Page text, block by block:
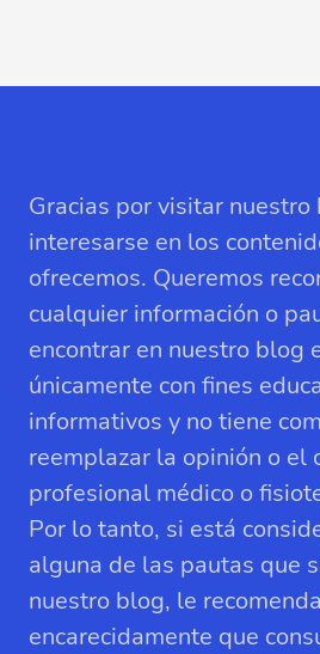
Gracias por visitar
interesarse en los
ofrecemos. Queremos
cualquier información o
encontrar en nuestro blog
únicamente con fines
informativos y no tiene
reemplazar la opinión o el
profesional médico o
Por lo tanto, si está
alguna de las pautas que
nuestro blog, le
encarecidamente que